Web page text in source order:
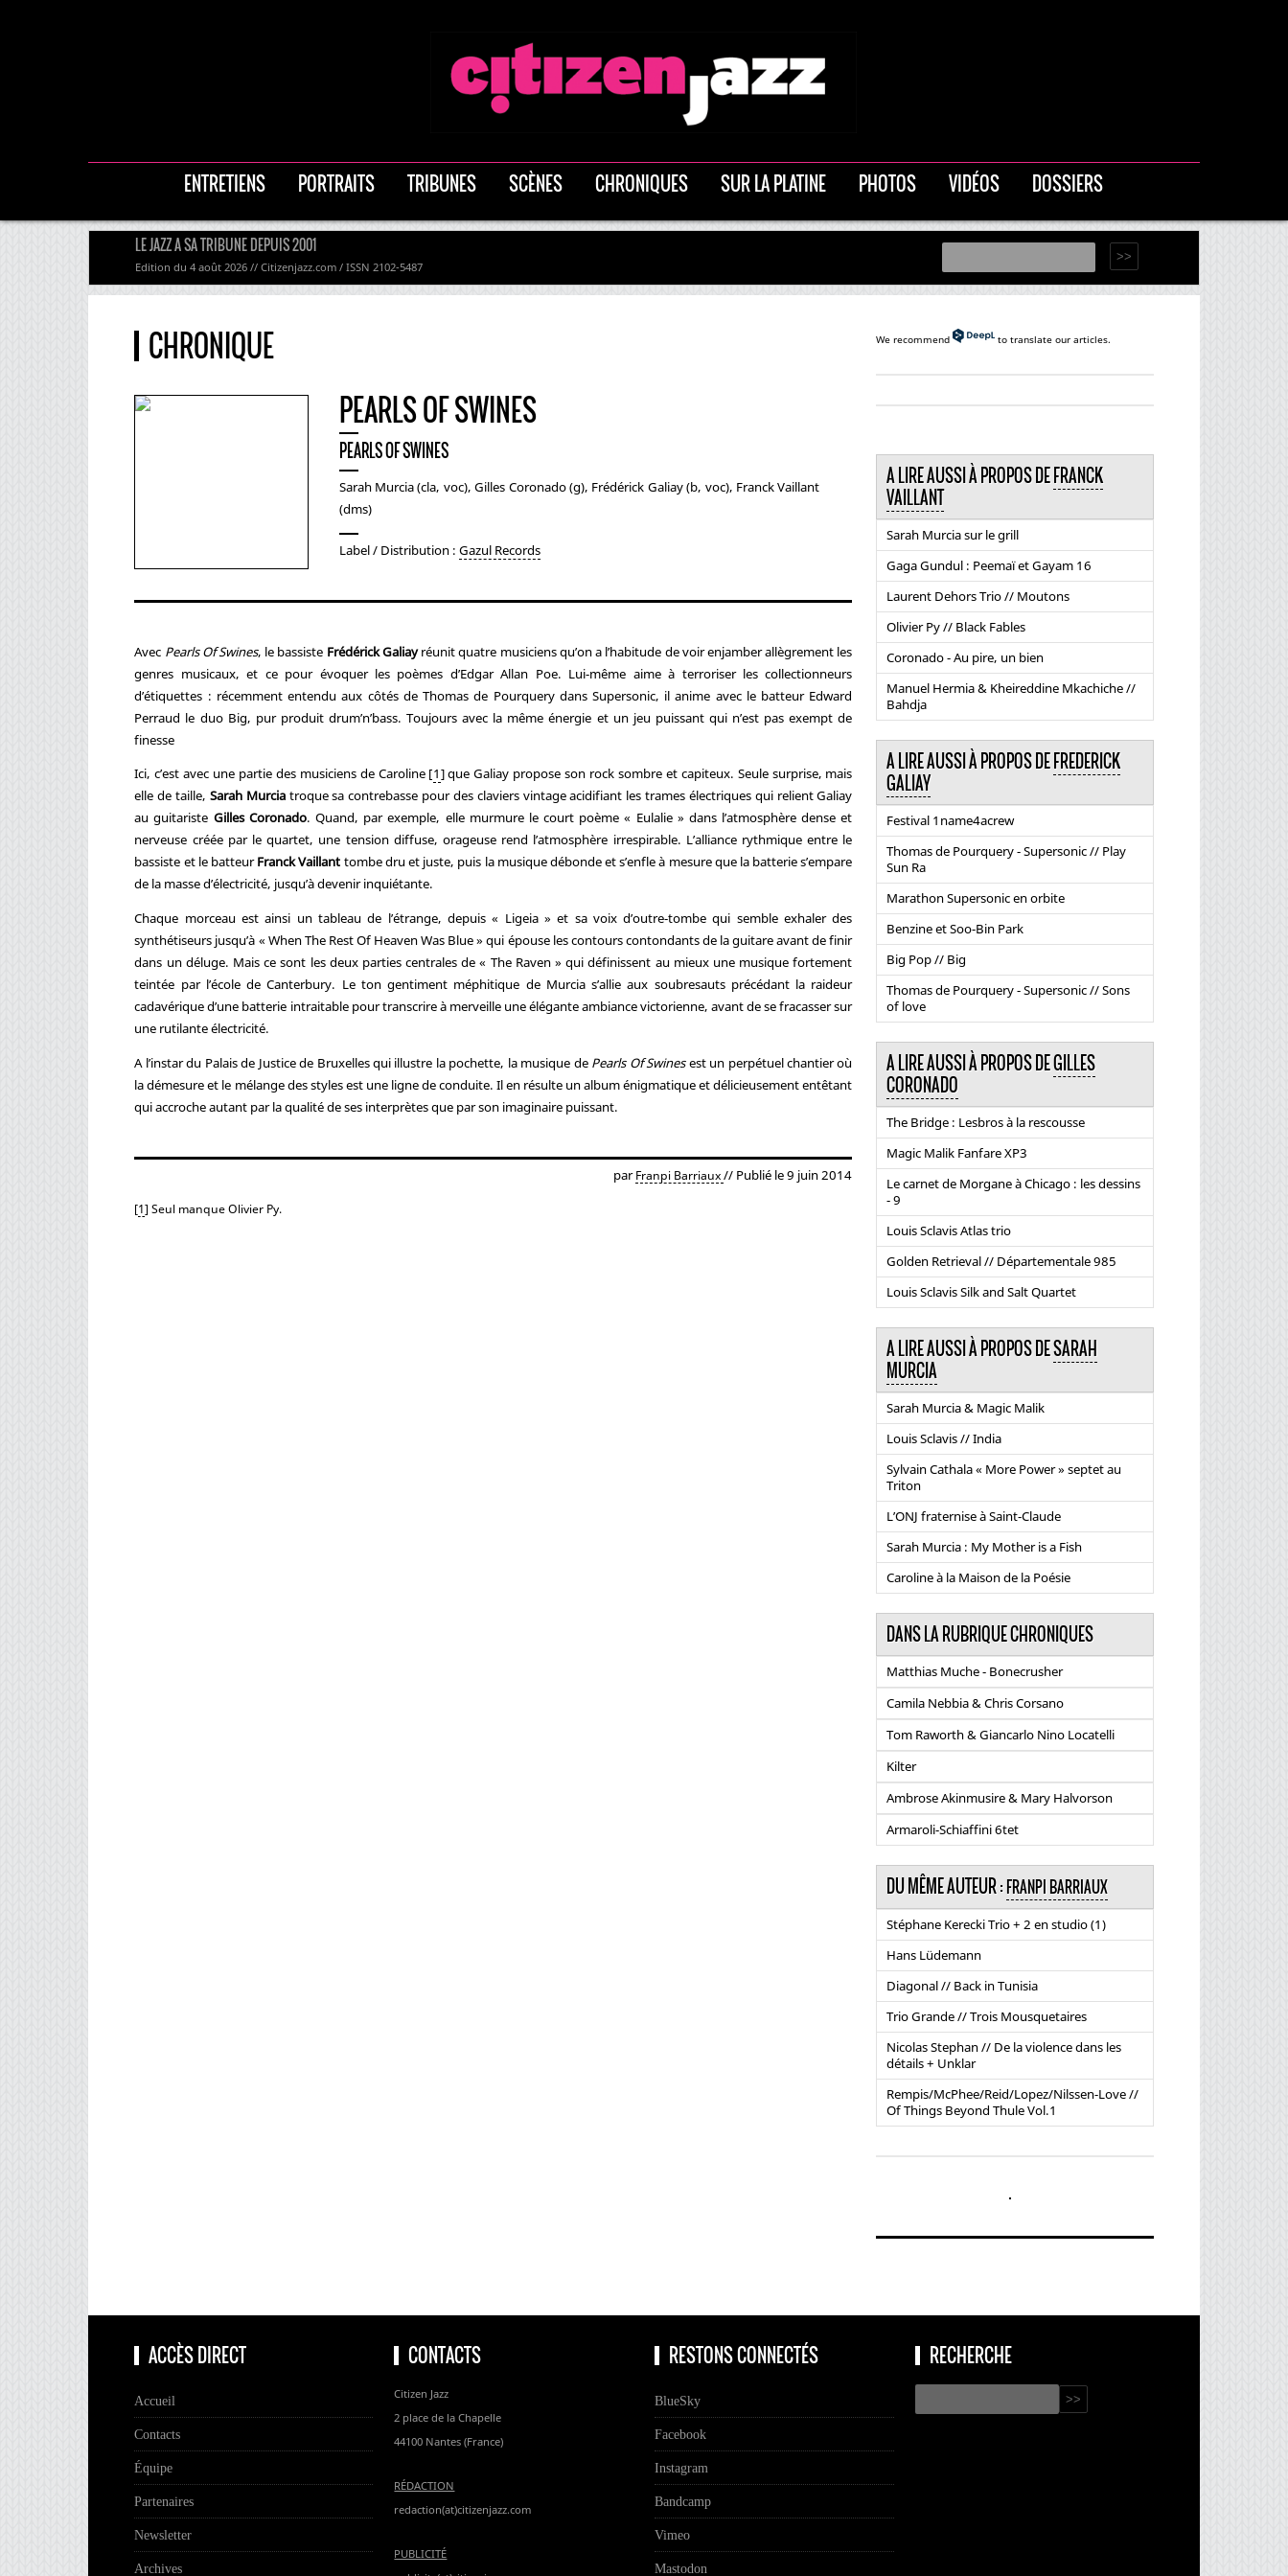
ENTRETIENS PORTRAITS TRIBUNES SCÈNES CHRONIQUES SUR LA PLATINE PHOTOS VIDÉOS DOSSIERS
LE JAZZ A SA TRIBUNE DEPUIS 2001
Edition du 4 août 2026 // Citizenjazz.com / ISSN 2102-5487
CHRONIQUE
PEARLS OF SWINES
PEARLS OF SWINES
Sarah Murcia (cla, voc), Gilles Coronado (g), Frédérick Galiay (b, voc), Franck Vaillant
(dms)
Label / Distribution : Gazul Records
Avec Pearls Of Swines, le bassiste Frédérick Galiayréunit quatre musiciens qu’on a l’habitude de voir enjamber allègrement les
genres musicaux, et ce pour évoquer les poèmes d’Edgar Allan Poe. Lui-même aime à terroriser les collectionneurs
d’étiquettes : récemment entendu aux côtés de Thomas de Pourquery dans Supersonic, il anime avec le batteur Edward
Perraud le duo Big, pur produit drum’n’bass. Toujours avec la même énergie et un jeu puissant qui n’est pas exempt de
finesse
Ici, c’est avec une partie des musiciens de Caroline[1]que Galiay propose son rock sombre et capiteux. Seule surprise, mais
elle de taille, Sarah Murciatroque sa contrebasse pour des claviers vintage acidifiant les trames électriques qui relient Galiay
au guitariste Gilles Coronado. Quand, par exemple, elle murmure le court poème « Eulalie » dans l’atmosphère dense et
nerveuse créée par le quartet, une tension diffuse, orageuse rend l’atmosphère irrespirable. L’alliance rythmique entre le
bassiste et le batteurFranck Vaillant tombe dru et juste, puis la musique débonde et s’enfle à mesure que la batterie s’empare
de la masse d’électricité, jusqu’à devenir inquiétante.
Chaque morceau est ainsi un tableau de l’étrange, depuis « Ligeia » et sa voix d’outre-tombe qui semble exhaler des
synthétiseurs jusqu’à « When The Rest Of Heaven Was Blue » qui épouse les contours contondants de la guitare avant de finir
dans un déluge. Mais ce sont les deux parties centrales de « The Raven » qui définissent au mieux une musique fortement
teintée par l’école de Canterbury. Le ton gentiment méphitique de Murcia s’allie aux soubresauts précédant la raideur
cadavérique d’une batterie intraitable pour transcrire à merveille une élégante ambiance victorienne, avant de se fracasser sur
une rutilante électricité.
A l’instar du Palais de Justice de Bruxelles qui illustre la pochette, la musique de Pearls Of Swinesest un perpétuel chantier où
la démesure et le mélange des styles est une ligne de conduite. Il en résulte un album énigmatique et délicieusement entêtant
qui accroche autant par la qualité de ses interprètes que par son imaginaire puissant.
par Franpi Barriaux// Publié le 9 juin 2014
[1]Seul manque Olivier Py.
We recommend to translate our articles.
A LIRE AUSSI À PROPOS DEFRANCK
VAILLANT
Sarah Murcia sur le grill
Gaga Gundul : Peemaï et Gayam 16
Laurent Dehors Trio // Moutons
Olivier Py // Black Fables
Coronado - Au pire, un bien
Manuel Hermia & Kheireddine Mkachiche //
Bahdja
A LIRE AUSSI À PROPOS DEFREDERICK
GALIAY
Festival 1name4acrew
Thomas de Pourquery - Supersonic // Play
Sun Ra
Marathon Supersonic en orbite
Benzine et Soo-Bin Park
Big Pop // Big
Thomas de Pourquery - Supersonic // Sons
of love
A LIRE AUSSI À PROPOS DEGILLES
CORONADO
The Bridge : Lesbros à la rescousse
Magic Malik Fanfare XP3
Le carnet de Morgane à Chicago : les dessins
- 9
Louis Sclavis Atlas trio
Golden Retrieval // Départementale 985
Louis Sclavis Silk and Salt Quartet
A LIRE AUSSI À PROPOS DESARAH
MURCIA
Sarah Murcia & Magic Malik
Louis Sclavis // India
Sylvain Cathala « More Power » septet au
Triton
L’ONJ fraternise à Saint-Claude
Sarah Murcia : My Mother is a Fish
Caroline à la Maison de la Poésie
DANS LA RUBRIQUE CHRONIQUES
Matthias Muche - Bonecrusher
Camila Nebbia & Chris Corsano
Tom Raworth & Giancarlo Nino Locatelli
Kilter
Ambrose Akinmusire & Mary Halvorson
Armaroli-Schiaffini 6tet
DU MÊME AUTEUR :FRANPI BARRIAUX
Stéphane Kerecki Trio + 2 en studio (1)
Hans Lüdemann
Diagonal // Back in Tunisia
Trio Grande // Trois Mousquetaires
Nicolas Stephan // De la violence dans les
détails + Unklar
Rempis/McPhee/Reid/Lopez/Nilssen-Love //
Of Things Beyond Thule Vol.1
ACCÈS DIRECT
Accueil
Contacts
Équipe
Partenaires
Newsletter
Archives
CONTACTS
Citizen Jazz
2 place de la Chapelle
44100 Nantes (France)
RÉDACTION
redaction(at)citizenjazz.com
PUBLICITÉ
RESTONS CONNECTÉS
BlueSky
Facebook
Instagram
Bandcamp
Vimeo
Mastodon
RECHERCHE